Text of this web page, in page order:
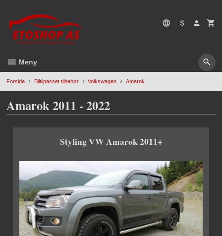
til
innholdet
Meny
Forside Biltilpasset tilbehør Volkswagen Amarok
Amarok 2011 - 2022
Styling VW Amarok 2011+